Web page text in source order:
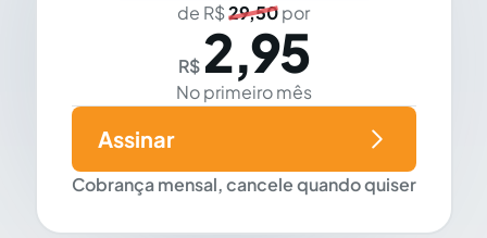
de R$29,50por
R$ 2,95
No primeiro mês
Cobrança mensal, cancele quando quiser
Assinar